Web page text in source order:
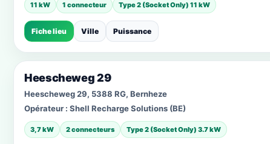
11 kW 1 connecteur Type 2 (Socket Only) 11 kW
Fiche lieu Ville Puissance
Heescheweg 29
Heescheweg 29, 5388 RG, Bernheze
Opérateur : Shell Recharge Solutions (BE)
3,7 kW 2 connecteurs Type 2 (Socket Only) 3.7 kW